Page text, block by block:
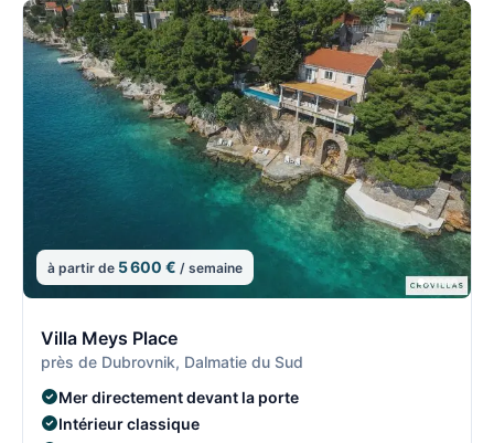
à partir de 5 600 € / semaine
Villa Meys Place
près de Dubrovnik, Dalmatie du Sud
Mer directement devant la porte
Intérieur classique